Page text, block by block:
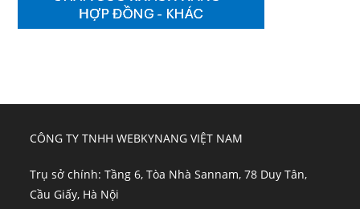
CÔNG TY TNHH WEBKYNANG VIỆT NAM
Trụ sở chính: Tầng 6, Tòa Nhà Sannam, 78 Duy Tân,
Cầu Giấy, Hà Nội